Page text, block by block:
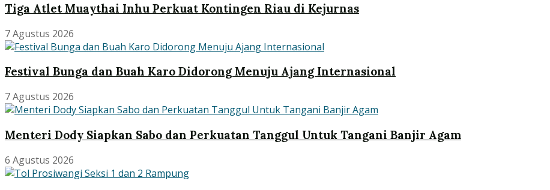
Tiga Atlet Muaythai Inhu Perkuat Kontingen Riau di Kejurnas
7 Agustus 2026
Festival Bunga dan Buah Karo Didorong Menuju Ajang Internasional
7 Agustus 2026
Menteri Dody Siapkan Sabo dan Perkuatan Tanggul Untuk Tangani Banjir Agam
6 Agustus 2026